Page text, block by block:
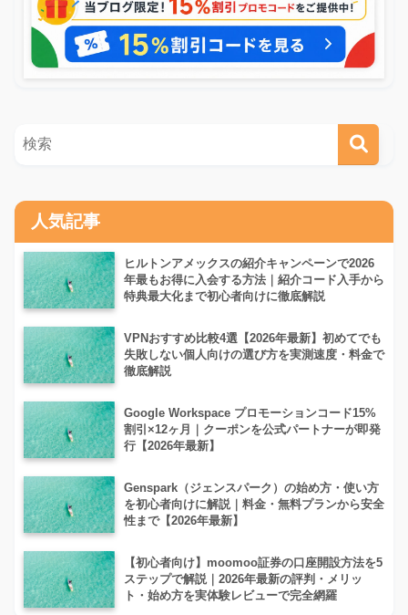
人気記事
ヒルトンアメックスの紹介キャンペーンで2026
年最もお得に入会する方法｜紹介コード入手から
特典最大化まで初心者向けに徹底解説
VPNおすすめ比較4選【2026年最新】初めてでも
失敗しない個人向けの選び方を実測速度・料金で
徹底解説
Google Workspace プロモーションコード15%
割引×12ヶ月｜クーポンを公式パートナーが即発
行【2026年最新】
Genspark（ジェンスパーク）の始め方・使い方
を初心者向けに解説｜料金・無料プランから安全
性まで【2026年最新】
【初心者向け】moomoo証券の口座開設方法を5
ステップで解説｜2026年最新の評判・メリッ
ト・始め方を実体験レビューで完全網羅